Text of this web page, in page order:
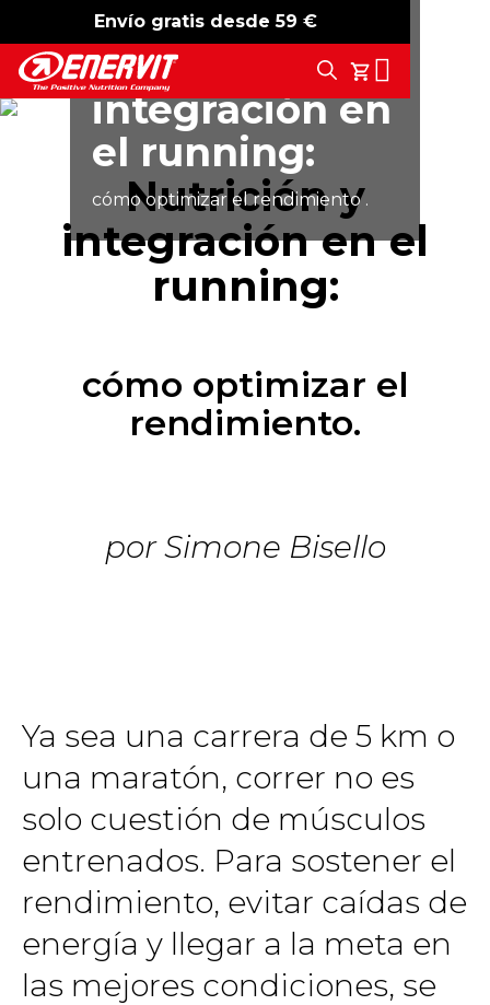
Envío gratis desde 59 €
-15% free shipping
Tu Carrito
Search
SPORT
Nutrición y
integración en
el running:
cómo optimizar el rendimiento .
Nutrición y
integración en el
running:
cómo optimizar el
rendimiento.
por Simone Bisello
Ya sea una carrera de 5 km o
una maratón, correr no es
solo cuestión de músculos
entrenados. Para sostener el
rendimiento, evitar caídas de
energía y llegar a la meta en
las mejores condiciones, se